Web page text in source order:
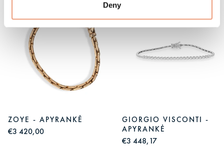
Deny
ZOYE - APYRANKĖ
€3 420,00
GIORGIO VISCONTI -
APYRANKĖ
€3 448,17